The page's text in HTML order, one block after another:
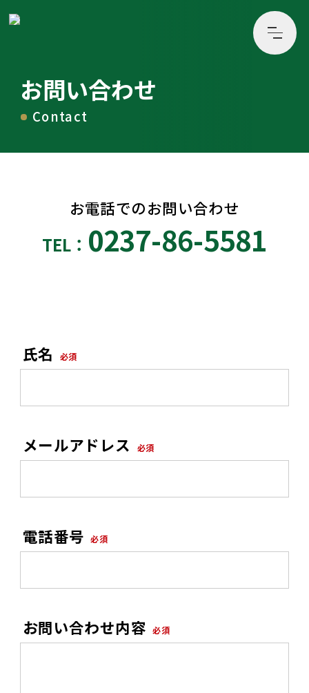
お問い合わせ
Contact
お電話でのお問い合わせ
TEL： 0237-86-5581
氏名 必須
メールアドレス 必須
電話番号 必須
お問い合わせ内容 必須